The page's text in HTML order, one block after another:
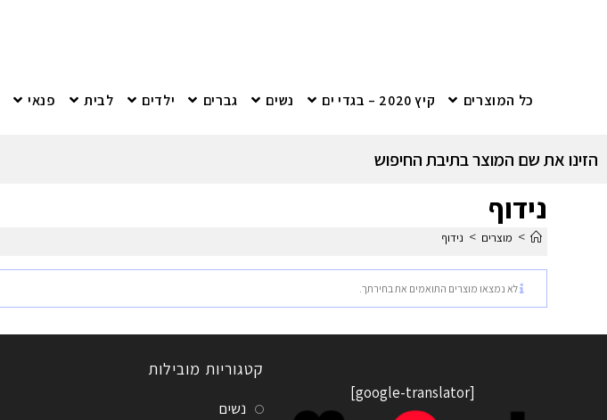
כל המוצרים קיץ 2020 – בגדי ים נשים גברים ילדים לבית פנאי
הזינו את שם המוצר בתיבת החיפוש
נידוף
> מוצרים > נידוף
לא נמצאו מוצרים התואמים את בחירתך.
[google-translator]
קטגוריות מובילות
נשים